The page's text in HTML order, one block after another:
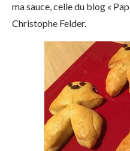
ma sauce, celle du blog «
Christophe Felder.